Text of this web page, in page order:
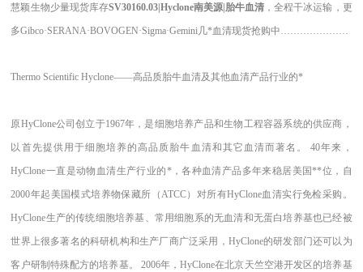
慧颖生物少量现货库存SV30160.03|Hyclone南美源|胎牛血清 ，全程干冰运输，更
多Gibco·SERANA·BOVOGEN·Sigma·Gemini几*血清现货抢购中…………………
Thermo Scientific Hyclone——高品质胎牛血清及其他血清产品行业的*
原HyClone公司创立于1967年，是细胞培养产品和生物工程容器系统的供应商，
以首先提供用于细胞培养的高品质胎牛血清和其它血清而著名。 40年来，
HyClone一直是动物血清生产行业的*，各种血清产品多年来稳居美国**位，自
2000年起美国模式培养物保藏所（ATCC）对所有HyClone血清实行免检采购。
HyClone生产的传统细胞培养基、常用细胞系的无血清和无蛋白培养基也已经被
世界上很多著名的科研机构和生产厂商广泛采用，HyClone的研发部门还可以为
客户研制特殊配方的培养基。 2006年，HyClone在北京天竺空港开发区的培养基